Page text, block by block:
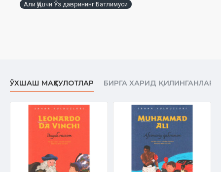
Али Қушчи Ўз даврининг Батлимуси
ЎХШАШ МАҲСУЛОТЛАР БИРГА ХАРИД ҚИЛИНГАНЛАР